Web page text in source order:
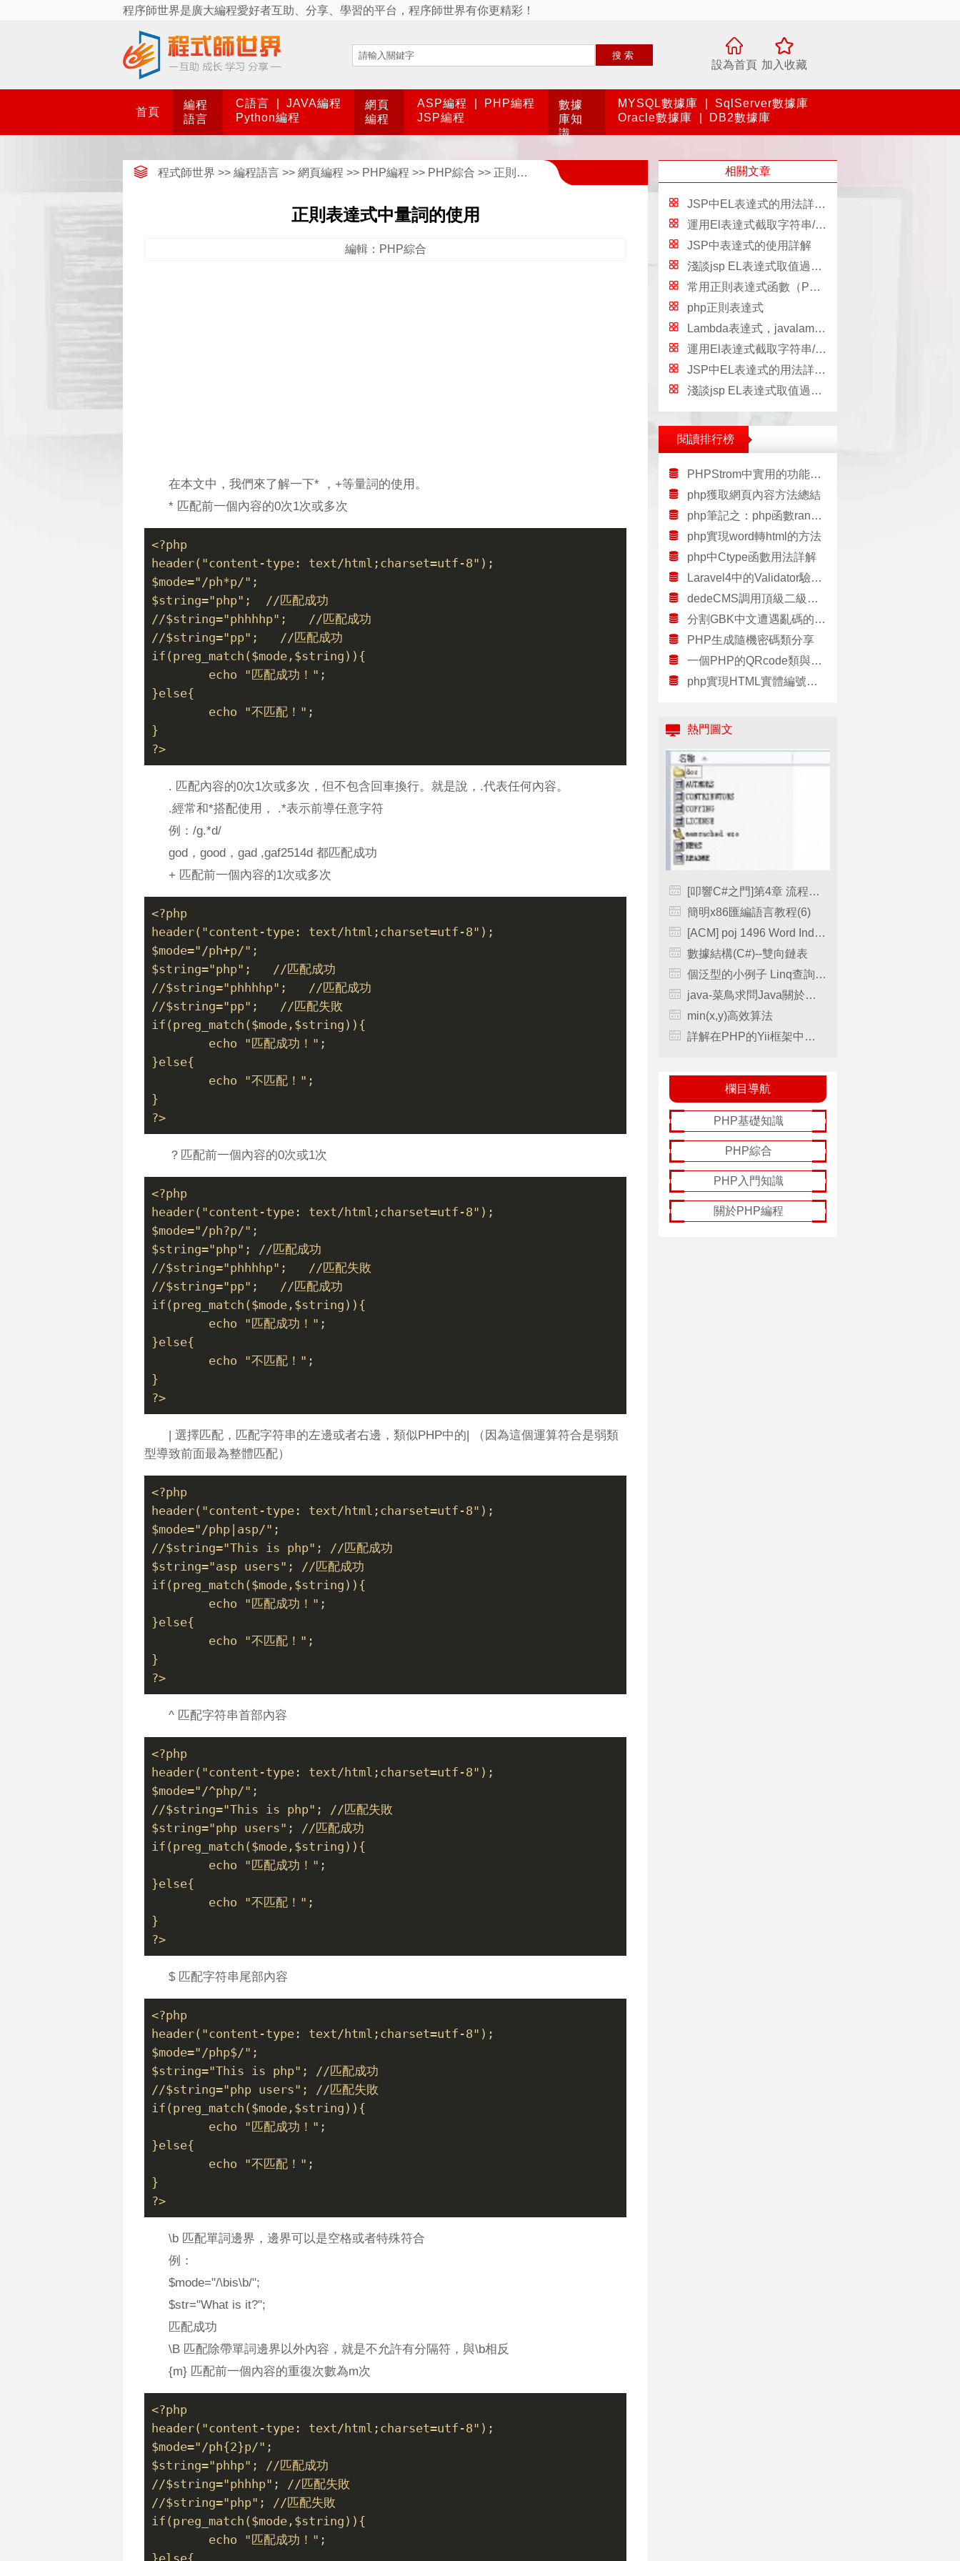
程序師世界是廣大編程愛好者互助、分享、學習的平台，程序師世界有你更精彩！
搜索
設為首頁 加入收藏
首頁
編程
語言
C語言
JAVA編程
Python編程
網頁
編程
ASP編程
PHP編程
JSP編程
數據
庫知
識
MYSQL數據庫
SqlServer數據庫
Oracle數據庫
DB2數據庫
程式師世界 >> 編程語言 >> 網頁編程 >> PHP編程 >> PHP綜合 >> 正則表達式中量詞的使用
正則表達式中量詞的使用
編輯：PHP綜合
在本文中，我們來了解一下* ， +等量詞的使用。
* 匹配前一個內容的0次1次或多次
<?php
header("content-type: text/html;charset=utf-8");
$mode="/ph*p/";
$string="php";  //匹配成功
//$string="phhhhp";   //匹配成功
//$string="pp";   //匹配成功
if(preg_match($mode,$string)){
	echo "匹配成功！";
}else{
	echo "不匹配！";
}
?>
. 匹配內容的0次1次或多次，但不包含回車換行。就是說，.代表任何內容。
.經常和*搭配使用， .*表示前導任意字符
例：/g.*d/
god，good，gad ,gaf2514d 都匹配成功
+ 匹配前一個內容的1次或多次
<?php
header("content-type: text/html;charset=utf-8");
$mode="/ph+p/";
$string="php";   //匹配成功
//$string="phhhhp";   //匹配成功
//$string="pp";   //匹配失敗
if(preg_match($mode,$string)){
	echo "匹配成功！";
}else{
	echo "不匹配！";
}
?>
？匹配前一個內容的0次或1次
<?php
header("content-type: text/html;charset=utf-8");
$mode="/ph?p/";
$string="php"; //匹配成功
//$string="phhhhp";   //匹配失敗
//$string="pp";   //匹配成功
if(preg_match($mode,$string)){
	echo "匹配成功！";
}else{
	echo "不匹配！";
}
?>
| 選擇匹配，匹配字符串的左邊或者右邊，類似PHP中的| （因為這個運算符合是弱類
型導致前面最為整體匹配）
<?php
header("content-type: text/html;charset=utf-8");
$mode="/php|asp/";
//$string="This is php"; //匹配成功
$string="asp users"; //匹配成功
if(preg_match($mode,$string)){
	echo "匹配成功！";
}else{
	echo "不匹配！";
}
?>
^ 匹配字符串首部內容
<?php
header("content-type: text/html;charset=utf-8");
$mode="/^php/";
//$string="This is php"; //匹配失敗
$string="php users"; //匹配成功
if(preg_match($mode,$string)){
	echo "匹配成功！";
}else{
	echo "不匹配！";
}
?>
$ 匹配字符串尾部內容
<?php
header("content-type: text/html;charset=utf-8");
$mode="/php$/";
$string="This is php"; //匹配成功
//$string="php users"; //匹配失敗
if(preg_match($mode,$string)){
	echo "匹配成功！";
}else{
	echo "不匹配！";
}
?>
\b 匹配單詞邊界，邊界可以是空格或者特殊符合
例：
$mode="/\bis\b/";
$str="What is it?";
匹配成功
\B 匹配除帶單詞邊界以外內容，就是不允許有分隔符，與\b相反
{m} 匹配前一個內容的重復次數為m次
<?php
header("content-type: text/html;charset=utf-8");
$mode="/ph{2}p/";
$string="phhp"; //匹配成功
//$string="phhhp"; //匹配失敗
//$string="php"; //匹配失敗
if(preg_match($mode,$string)){
	echo "匹配成功！";
}else{
相關文章
JSP中EL表達式的用法詳解(必看篇)
運用El表達式截取字符串/獲取list的長度實例
JSP中表達式的使用詳解
淺談jsp EL表達式取值過程、page和pagecontext的區別
常用正則表達式函數（Perl風格）
php正則表達式
Lambda表達式，javalambda表達式
運用El表達式截取字符串/獲取list的長度實例，el表達式
JSP中EL表達式的用法詳解(必看篇)，jspel
淺談jsp EL表達式取值過程、page和pagecontext的區別，elpagecontext
閱讀排行榜
PHPStrom中實用的功能和快捷鍵大全
php獲取網頁內容方法總結
php筆記之：php函數range() round()和list()的使用說明
php實現word轉html的方法
php中Ctype函數用法詳解
Laravel4中的Validator驗證擴展用法詳解
dedeCMS調用頂級二級欄目及下三級欄目方法
分割GBK中文遭遇亂碼的解決方法
PHP生成隨機密碼類分享
一個PHP的QRcode類與大家分享
php實現HTML實體編號與非ASCII字符串相互轉換類實例
熱門圖文
[叩響C#之門]第4章 流程控制 4.3.2 邏輯運算符
簡明x86匯編語言教程(6)
[ACM] poj 1496 Word Index（組合計數）
數據結構(C#)--雙向鏈表
個泛型的小例子 Linq查詢解決Combox綁定問題
java-菜鳥求問Java關於線程的問題！！
min(x,y)高效算法
詳解在PHP的Yii框架中使用行為Behaviors的方法，yiibehaviors
欄目導航
PHP基礎知識
PHP綜合
PHP入門知識
關於PHP編程